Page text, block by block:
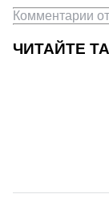
Комментарии
ЧИТАЙТЕ